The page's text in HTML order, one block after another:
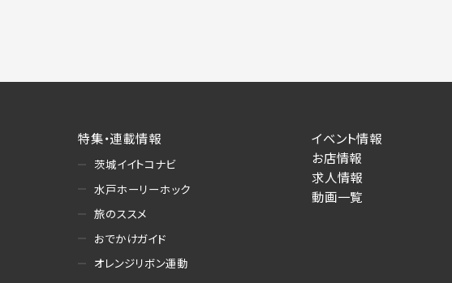
特集・連載情報
茨城イイトコナビ
水戸ホーリーホック
旅のススメ
おでかけガイド
オレンジリボン運動
イベント情報
お店情報
求人情報
動画一覧